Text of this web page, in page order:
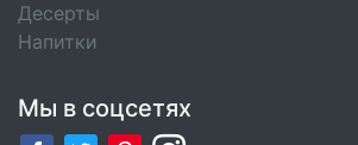
Десерты
Напитки
Мы в соцсетях